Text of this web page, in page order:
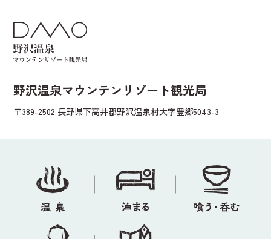
野沢温泉マウンテンリゾート観光局
〒389-2502 長野県下高井郡野沢温泉村大字豊郷5043-3